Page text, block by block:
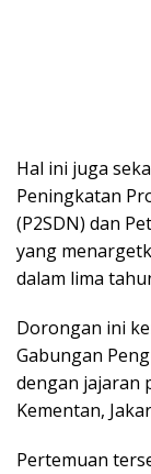
Hal ini juga
Peningkatan
(P2SDN) dan
yang
dalam lima
Dorongan ini
Gabungan
dengan jajaran
Kementan,
Pertemuan